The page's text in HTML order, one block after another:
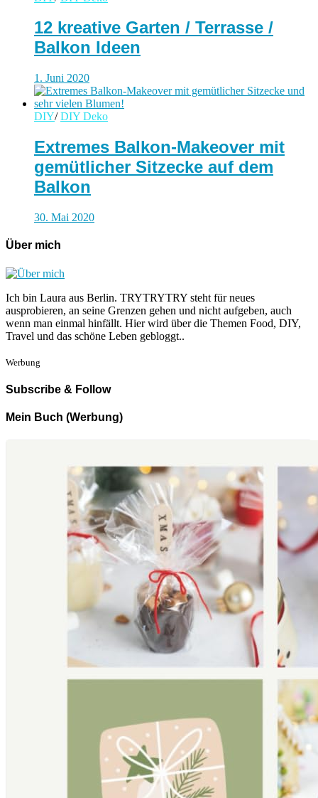
12 kreative Garten / Terrasse /
Balkon Ideen
1. Juni 2020
DIY/ DIY Deko
Extremes Balkon-Makeover mit
gemütlicher Sitzecke auf dem
Balkon
30. Mai 2020
Über mich
Ich bin Laura aus Berlin. TRYTRYTRY steht für neues
ausprobieren, an seine Grenzen gehen und nicht aufgeben, auch
wenn man einmal hinfällt. Hier wird über die Themen Food, DIY,
Travel und das schöne Leben gebloggt..
Werbung
Subscribe & Follow
Mein Buch (Werbung)